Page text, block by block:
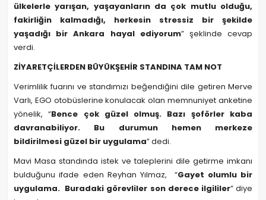
ülkelerle yarışan, yaşayanların da çok mutlu olduğu,
fakirliğin kalmadığı, herkesin stressiz bir şekilde
yaşadığı bir Ankara hayal ediyorum” şeklinde cevap
verdi.
ZİYARETÇİLERDEN BÜYÜKŞEHİR STANDINA TAM NOT
Verimlilik fuarını ve standımızı beğendiğini dile getiren Merve
Varlı, EGO otobüslerine konulacak olan memnuniyet anketine
yönelik, “Bence çok güzel olmuş. Bazı şoförler kaba
davranabiliyor. Bu durumun hemen merkeze
bildirilmesi güzel bir uygulama” dedi.
Mavi Masa standında istek ve taleplerini dile getirme imkanı
bulduğunu ifade eden Reyhan Yılmaz, “Gayet olumlu bir
uygulama. Buradaki görevliler son derece ilgililer” diye